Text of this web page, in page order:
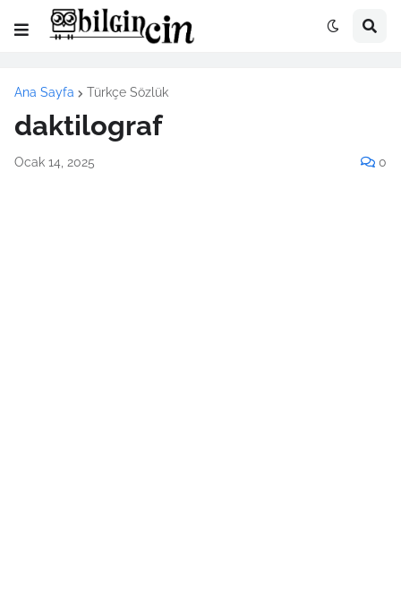
Ana Sayfa Türkçe Sözlük
daktilograf
Ocak 14, 2025 0